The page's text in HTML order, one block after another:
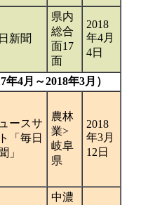
新聞
県内
総合
面17
面
2018
年4月
4日
4月～2018年3月）
ースサ
「毎日
」
農林
業>
岐阜
県
2018
年3月
12日
中濃